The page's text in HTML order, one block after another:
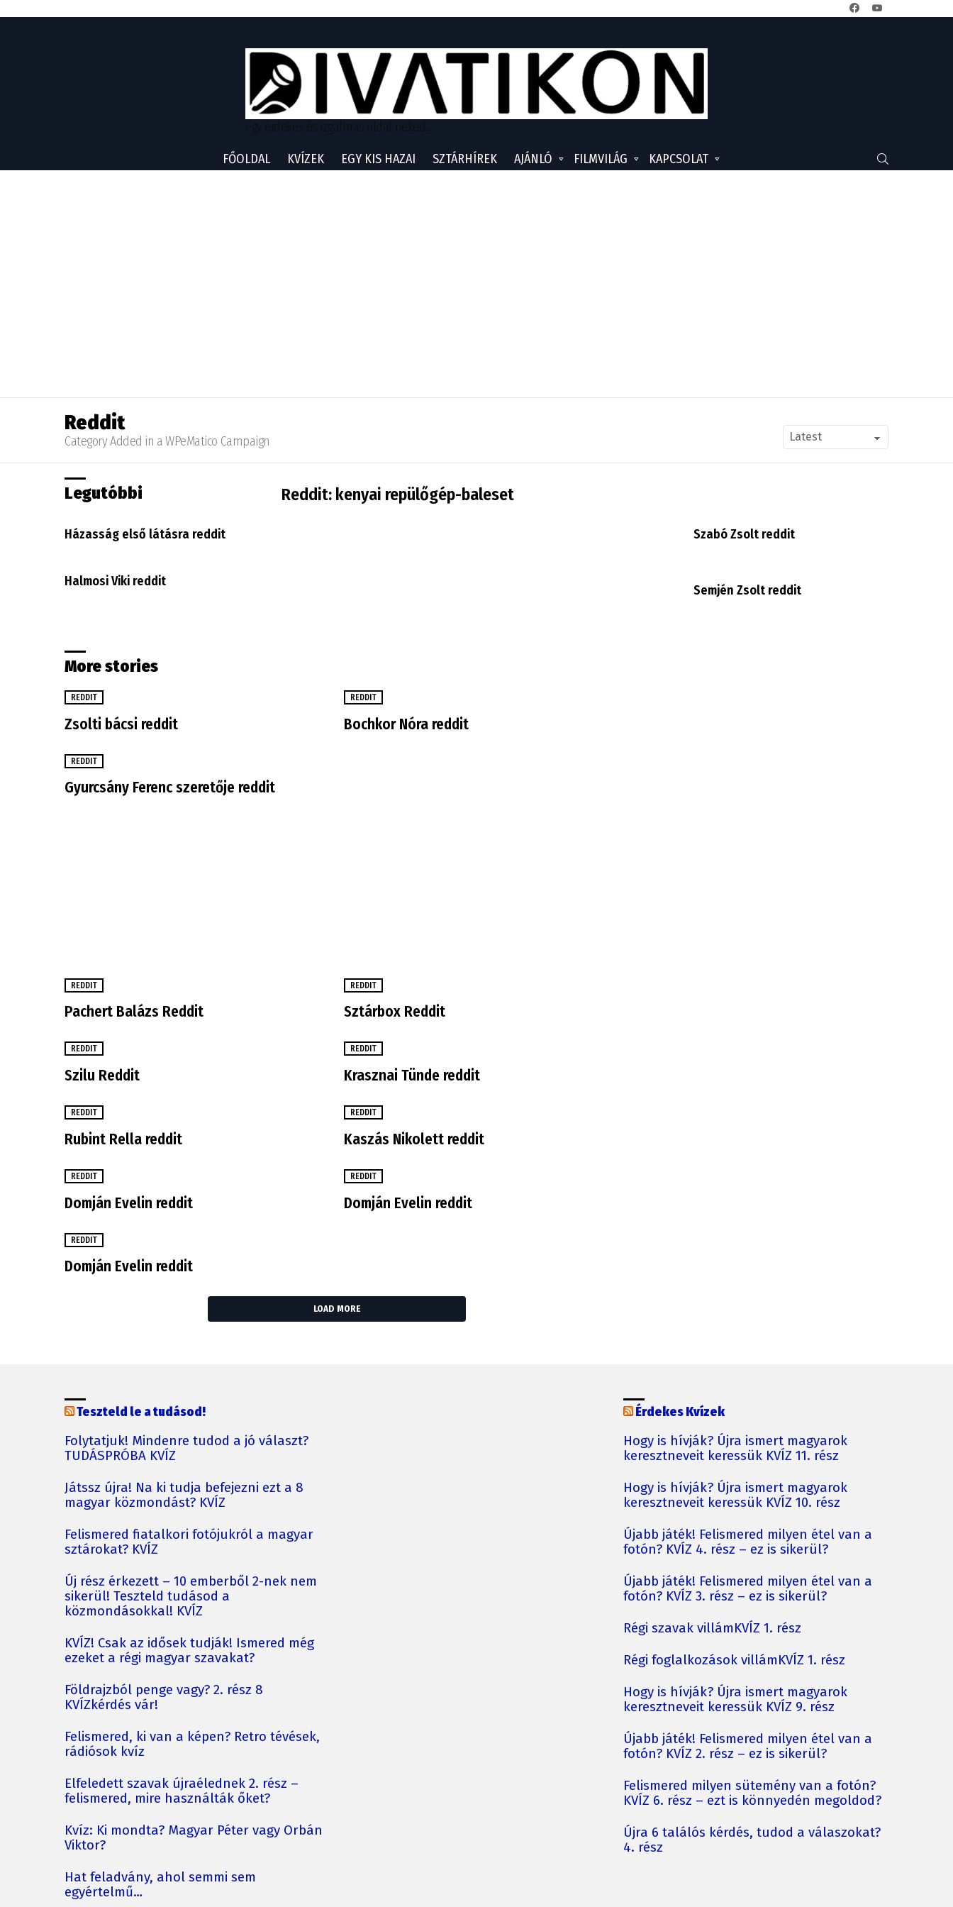
FŐOLDAL KVÍZEK EGY KIS HAZAI SZTÁRHÍREK AJÁNLÓ FILMVILÁG KAPCSOLAT
Reddit
Category Added in a WPeMatico Campaign
Legutóbbi Reddit: kenyai repülőgép-baleset
Házasság első látásra reddit
Halmosi Viki reddit
Szabó Zsolt reddit
Semjén Zsolt reddit
More stories
REDDIT
Zsolti bácsi reddit
REDDIT
Bochkor Nóra reddit
REDDIT
Gyurcsány Ferenc szeretője reddit
REDDIT
Pachert Balázs Reddit
REDDIT
Sztárbox Reddit
REDDIT
Szilu Reddit
REDDIT
Krasznai Tünde reddit
REDDIT
Rubint Rella reddit
REDDIT
Kaszás Nikolett reddit
REDDIT
Domján Evelin reddit
REDDIT
Domján Evelin reddit
REDDIT
Domján Evelin reddit
LOAD MORE
Teszteld le a tudásod!
Folytatjuk! Mindenre tudod a jó választ?
TUDÁSPRÓBA KVÍZ
Játssz újra! Na ki tudja befejezni ezt a 8
magyar közmondást? KVÍZ
Felismered fiatalkori fotójukról a magyar
sztárokat? KVÍZ
Új rész érkezett – 10 emberből 2-nek nem
sikerül! Teszteld tudásod a
közmondásokkal! KVÍZ
KVÍZ! Csak az idősek tudják! Ismered még
ezeket a régi magyar szavakat?
Földrajzból penge vagy? 2. rész 8
KVÍZkérdés vár!
Felismered, ki van a képen? Retro tévések,
rádiósok kvíz
Elfeledett szavak újraélednek 2. rész –
felismered, mire használták őket?
Kvíz: Ki mondta? Magyar Péter vagy Orbán
Viktor?
Hat feladvány, ahol semmi sem
egyértelmű…
Érdekes Kvízek
Hogy is hívják? Újra ismert magyarok
keresztneveit keressük KVÍZ 11. rész
Hogy is hívják? Újra ismert magyarok
keresztneveit keressük KVÍZ 10. rész
Újabb játék! Felismered milyen étel van a
fotón? KVÍZ 4. rész – ez is sikerül?
Újabb játék! Felismered milyen étel van a
fotón? KVÍZ 3. rész – ez is sikerül?
Régi szavak villámKVÍZ 1. rész
Régi foglalkozások villámKVÍZ 1. rész
Hogy is hívják? Újra ismert magyarok
keresztneveit keressük KVÍZ 9. rész
Újabb játék! Felismered milyen étel van a
fotón? KVÍZ 2. rész – ez is sikerül?
Felismered milyen sütemény van a fotón?
KVÍZ 6. rész – ezt is könnyedén megoldod?
Újra 6 találós kérdés, tudod a válaszokat?
4. rész